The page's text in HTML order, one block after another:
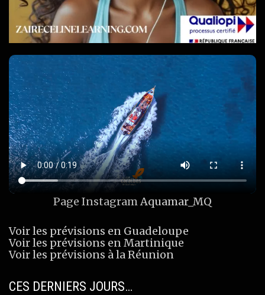
Page InstagramAquamar_MQ
Voir les prévisions en Guadeloupe
Voir les prévisions en Martinique
Voir les prévisions à la Réunion
CES DERNIERS JOURS…